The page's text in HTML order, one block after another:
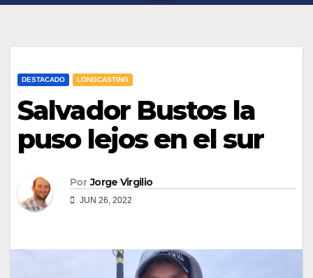
DESTACADO LONGCASTING
Salvador Bustos la
puso lejos en el sur
Por Jorge Virgilio
JUN 26, 2022